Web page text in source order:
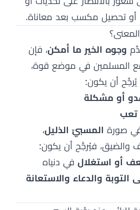
أو تحصيل مكسب بعد معاناة.
وجوه الخير ما أمكن، فإن
المسلمين في موضع قوة،
يُرجَّح أن يكون:
أو مشكلة
تعب
في صورة المسبيّ الذليل،
والضيق، فيُرجَّح أن يكون:
أو استغلال في دنياه
التوبة والدعاء والاستعانة